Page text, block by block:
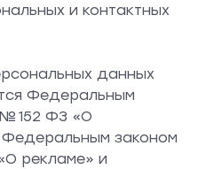
и контактных
данных
Федеральным
№ 152 ФЗ «О
законом
рекламе» и